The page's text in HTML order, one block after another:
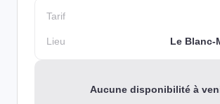
Tarif
Lieu Le Blanc-
Aucune disponibilité à